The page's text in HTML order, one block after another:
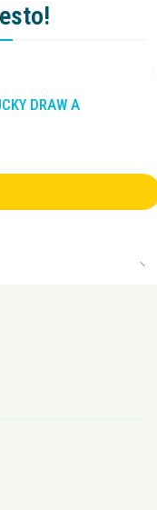
DRAW A